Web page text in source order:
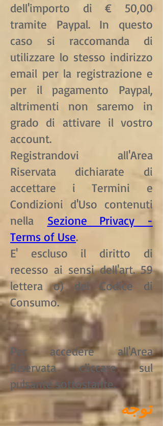
dell'importo di € 50,00
tramite Paypal. In questo
caso si raccomanda di
utilizzare lo stesso indirizzo
email per la registrazione e
per il pagamento Paypal,
altrimenti non saremo in
grado di attivare il vostro
account.
Registrandovi all'Area
Riservata dichiarate di
accettare i Termini e
Condizioni d'Uso contenuti
nella Sezione Privacy -
Terms of Use.
E' escluso il diritto di
recesso ai sensi dell'art. 59
lettera o) del Codice di
Consumo.
Per accedere all'Area
Riservata cliccare sul
pulsante sottostante.
توجه